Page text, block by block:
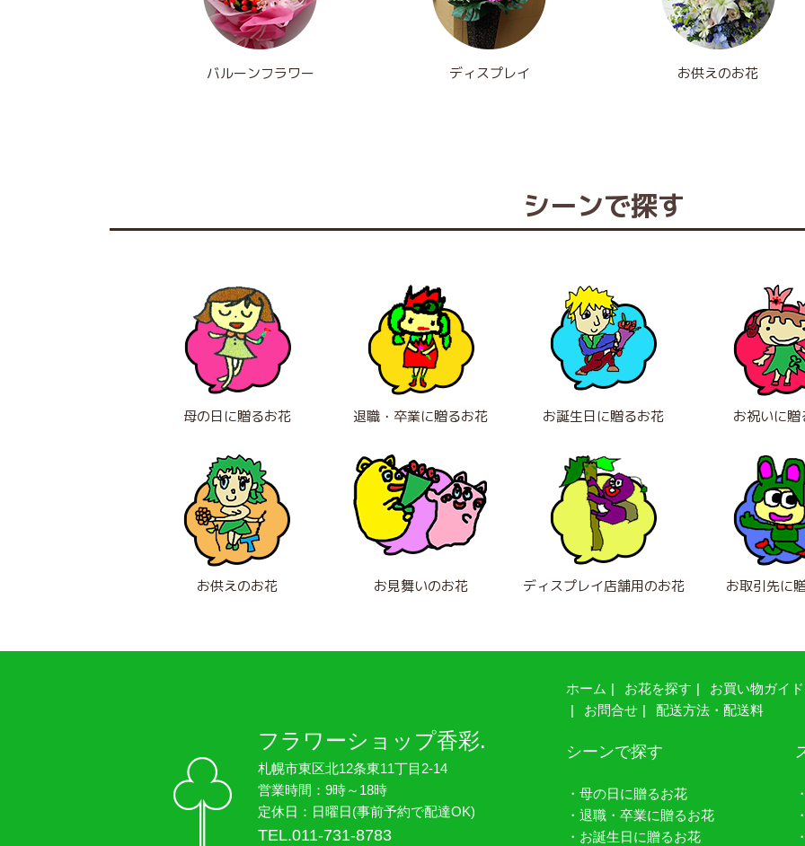
バルーンフラワー ディスプレイ お供えのお花
シーンで探す
母の日に贈るお花 退職・卒業に贈るお花 お誕生日に贈るお花 お祝いに贈
お供えのお花 お見舞いのお花 ディスプレイ店舗用のお花 お取引先に
フラワーショップ香彩.
札幌市東区北12条東11丁目2-14
営業時間：9時～18時
定休日：日曜日(事前予約で配達OK)
TEL.011-731-8783
ホーム お花を探す
お買い物ガイド
お問合せ
配送方法・配送料
シーンで探す
・母の日に贈るお花
・退職・卒業に贈るお花
・お誕生日に贈るお花